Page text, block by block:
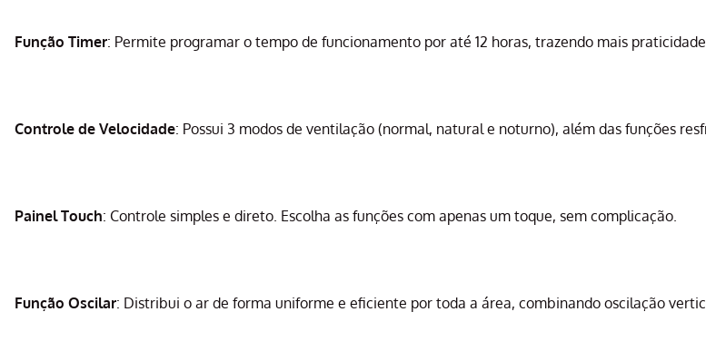
Função Timer: Permite programar o tempo de funcionamento por até 12 horas, trazendo mais
Controle de Velocidade: Possui 3 modos de ventilação (normal, natural e noturno), além das funções
Painel Touch: Controle simples e direto. Escolha as funções com apenas um toque, sem complicação.
Função Oscilar: Distribui o ar de forma uniforme e eficiente por toda a área, combinando oscilação